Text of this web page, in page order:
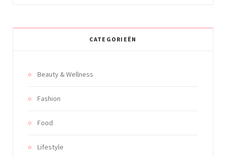
CATEGORIEËN
Beauty & Wellness
Fashion
Food
Lifestyle